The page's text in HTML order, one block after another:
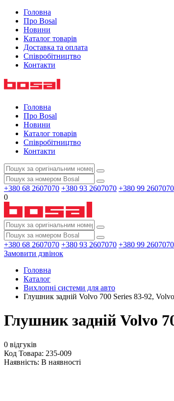
Головна
Про Bosal
Новини
Каталог товарів
Доставка та оплата
Співробітництво
Контакти
Головна
Про Bosal
Новини
Каталог товарів
Співробітництво
Контакти
+380 68 2607070 +380 93 2607070 +380 99 2607070
0
+380 68 2607070 +380 93 2607070 +380 99 2607070
Замовити дзвінок
Головна
Каталог
Вихлопні системи для авто
Глушник задній Volvo 700 Series 83-92,
Глушник задній Volvo
0 відгуків
Код Товара: 235-009
Наявність: В наявності